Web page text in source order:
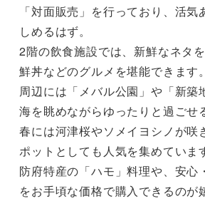
「対面販売」を行っており、活
しめるはず。
2階の飲食施設では、新鮮なネタ
鮮丼などのグルメを堪能できます。
周辺には「メバル公園」や「新築
海を眺めながらゆったりと過ごせ
春には河津桜やソメイヨシノが咲
ポットとしても人気を集めていま
防府特産の「ハモ」料理や、安心
をお手頃な価格で購入できるのが